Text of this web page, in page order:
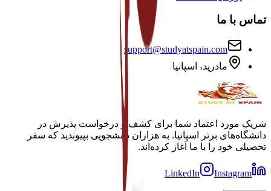
تماس با ما
support@studyatspain.com
مادرید، اسپانیا
شریک مورد اعتماد شما برای کشف و درخواست پذیرش در
دانشگاه‌های برتر اسپانیا. به هزاران دانشجویی بپیوندید که سفر
تحصیلی خود را با ما آغاز کرده‌اند.
LinkedIn Instagram